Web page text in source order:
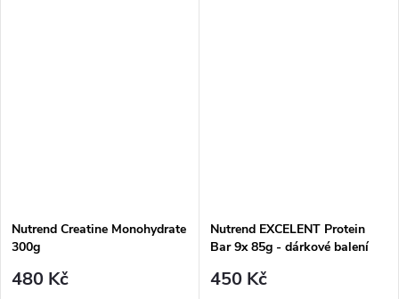
Nutrend Creatine Monohydrate
300g
480 Kč
Nutrend EXCELENT Protein
Bar 9x 85g - dárkové balení
450 Kč